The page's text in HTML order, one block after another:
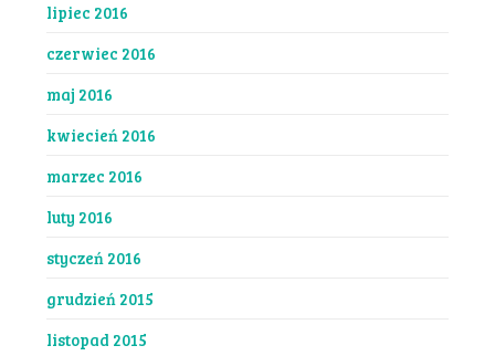
lipiec 2016
czerwiec 2016
maj 2016
kwiecień 2016
marzec 2016
luty 2016
styczeń 2016
grudzień 2015
listopad 2015